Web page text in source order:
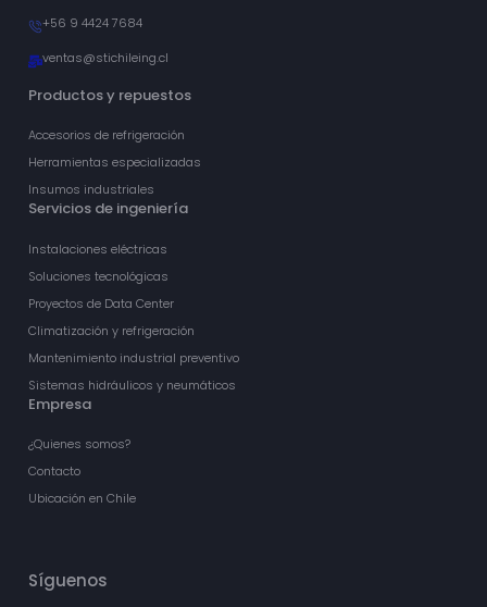
+56 9 4424 7684
ventas@stichileing.cl
Productos y repuestos
Accesorios de refrigeración
Herramientas especializadas
Insumos industriales
Servicios de ingeniería
Instalaciones eléctricas
Soluciones tecnológicas
Proyectos de Data Center
Climatización y refrigeración
Mantenimiento industrial preventivo
Sistemas hidráulicos y neumáticos
Empresa
¿Quienes somos?
Contacto
Ubicación en Chile
Síguenos